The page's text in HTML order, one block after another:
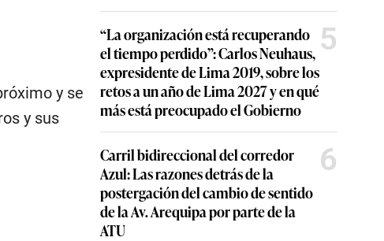
y se
y sus
“La organización está recuperando
el tiempo perdido”: Carlos Neuhaus,
expresidente de Lima 2019, sobre los
retos a un año de Lima 2027 y en qué
más está preocupado el Gobierno
5
Carril bidireccional del corredor
Azul: Las razones detrás de la
postergación del cambio de sentido
de la Av. Arequipa por parte de la
ATU
6